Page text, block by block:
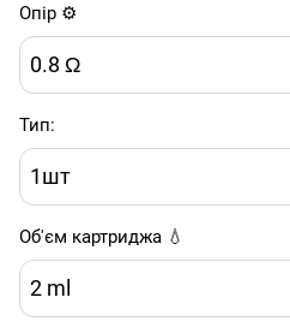
Опір ⚙️
0.8 Ω
Тип:
1шт
Об'єм картриджа 💧
2 ml